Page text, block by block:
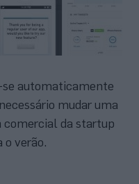
se automaticamente
mudar uma
comercial da startup
o verão.